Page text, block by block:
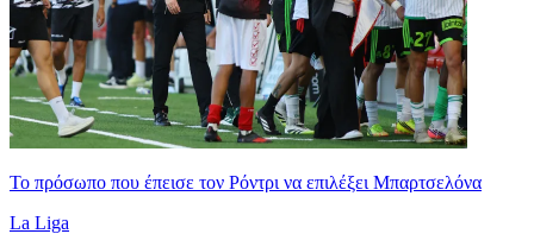
Το πρόσωπο που έπεισε τον Ρόντρι να επιλέξει Μπαρτσελόνα
La Liga